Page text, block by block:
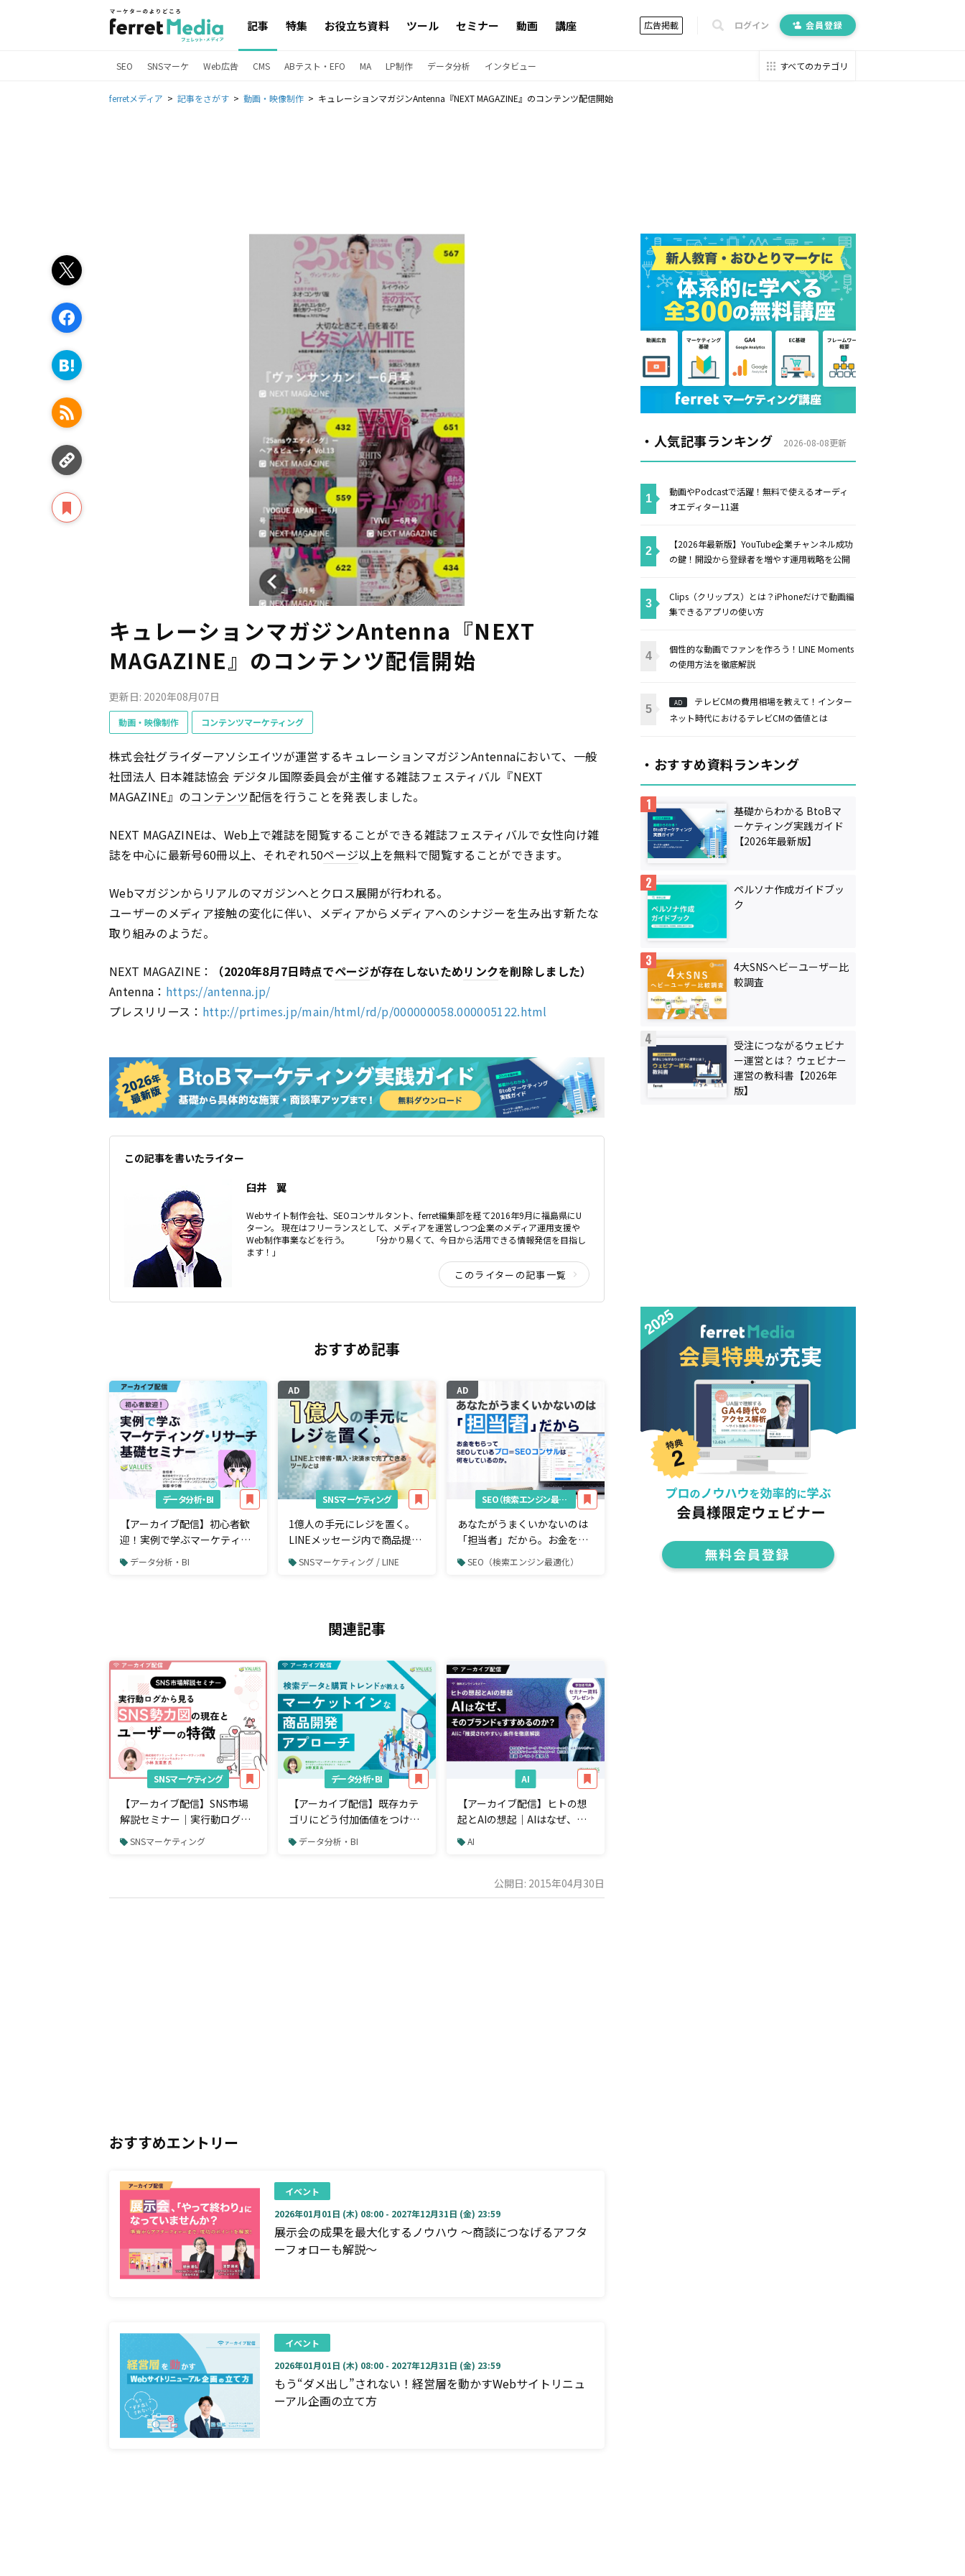
記事 特集 お役立ち資料 ツール セミナー 動画 講座 広告掲載 ログイン 会員登録
SEO SNSマーケ Web広告 CMS ABテスト・EFO MA LP制作 データ分析 インタビュー すべてのカテゴリ
ferretメディア 記事をさがす 動画・映像制作 キュレーションマガジンAntenna『NEXT MAGAZINE』のコンテンツ配信開始
キュレーションマガジンAntenna『NEXT
MAGAZINE』のコンテンツ配信開始
更新日: 2020年08月07日
動画・映像制作 コンテンツマーケティング
株式会社グライダーアソシエイツが運営するキュレーションマガジンAntennaにおいて、一般
社団法人 日本雑誌協会 デジタル国際委員会が主催する雑誌フェスティバル『NEXT
MAGAZINE』のコンテンツ配信を行うことを発表しました。
NEXT MAGAZINEは、Web上で雑誌を閲覧することができる雑誌フェスティバルで女性向け雑
誌を中心に最新号60冊以上、それぞれ50ページ以上を無料で閲覧することができます。
Webマガジンからリアルのマガジンへとクロス展開が行われる。
ユーザーのメディア接触の変化に伴い、メディアからメディアへのシナジーを生み出す新たな
取り組みのようだ。
NEXT MAGAZINE： （2020年8月7日時点でページが存在しないためリンクを削除しました）
Antenna： https://antenna.jp/
プレスリリース： http://prtimes.jp/main/html/rd/p/000000058.000005122.html
この記事を書いたライター
臼井 翼
Webサイト制作会社、SEOコンサルタント、ferret編集部を経て2016年9月に福島県にU
ターン。 現在はフリーランスとして、メディアを運営しつつ企業のメディア運用支援や
Web制作事業などを行う。 「分かり易くて、今日から活用できる情報発信を目指し
ます！」
このライターの記事一覧
おすすめ記事
データ分析・BI
【アーカイブ配信】初心者歓
迎！実例で学ぶマーケティン
グ・リサーチ基礎セミナー
データ分析・BI
AD
SNSマーケティング
1億人の手元にレジを置く。
LINEメッセージ内で商品提案
から購入・決済まで完了でき
SNSマーケティング / LINE
AD
SEO（検索エンジン最適化）
あなたがうまくいかないのは
「担当者」だから。お金をも
らってSEOしているプロ＝
SEO（検索エンジン最適化）
関連記事
SNSマーケティング
【アーカイブ配信】SNS市場
解説セミナー｜実行動ログか
ら見るSNS勢力図の現在とユ
SNSマーケティング
データ分析・BI
【アーカイブ配信】既存カテ
ゴリにどう付加価値をつけ
る？検索データと購買トレン
データ分析・BI
AI
【アーカイブ配信】ヒトの想
起とAIの想起｜AIはなぜ、そ
のブランドをすすめるのか？
AI
公開日: 2015年04月30日
おすすめエントリー
イベント
2026年01月01日 (木) 08:00 - 2027年12月31日 (金) 23:59
展示会の成果を最大化するノウハウ ～商談につなげるアフタ
ーフォローも解説～
イベント
2026年01月01日 (木) 08:00 - 2027年12月31日 (金) 23:59
もう“ダメ出し”されない！経営層を動かすWebサイトリニュ
ーアル企画の立て方
・人気記事ランキング 2026-08-08更新
動画やPodcastで活躍！無料で使えるオーディ
オエディター11選
【2026年最新版】YouTube企業チャンネル成功
の鍵！開設から登録者を増やす運用戦略を公開
Clips（クリップス）とは？iPhoneだけで動画編
集できるアプリの使い方
個性的な動画でファンを作ろう！LINE Moments
の使用方法を徹底解説
AD
テレビCMの費用相場を教えて！インター
ネット時代におけるテレビCMの価値とは
・おすすめ資料ランキング
基礎からわかる BtoBマ
ーケティング実践ガイド
【2026年最新版】
ペルソナ作成ガイドブッ
ク
4大SNSヘビーユーザー比
較調査
受注につながるウェビナ
ー運営とは？ ウェビナー
運営の教科書【2026年
版】